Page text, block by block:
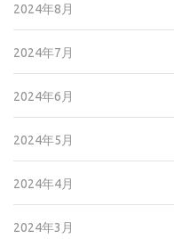
2024年8月
2024年7月
2024年6月
2024年5月
2024年4月
2024年3月